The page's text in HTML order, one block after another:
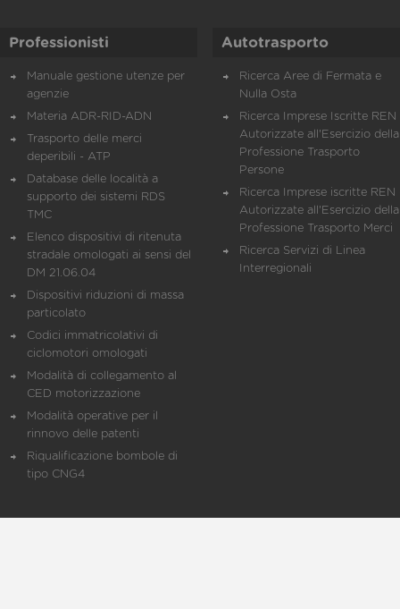
Professionisti
Manuale gestione utenze per
agenzie
Materia ADR-RID-ADN
Trasporto delle merci
deperibili - ATP
Database delle località a
supporto dei sistemi RDS
TMC
Elenco dispositivi di ritenuta
stradale omologati ai sensi del
DM 21.06.04
Dispositivi riduzioni di massa
particolato
Codici immatricolativi di
ciclomotori omologati
Modalità di collegamento al
CED motorizzazione
Modalità operative per il
rinnovo delle patenti
Riqualificazione bombole di
tipo CNG4
Autotrasporto
Ricerca Aree di Fermata e
Nulla Osta
Ricerca Imprese Iscritte REN
Autorizzate all'Esercizio della
Professione Trasporto
Persone
Ricerca Imprese iscritte REN
Autorizzate all'Esercizio della
Professione Trasporto Merci
Ricerca Servizi di Linea
Interregionali